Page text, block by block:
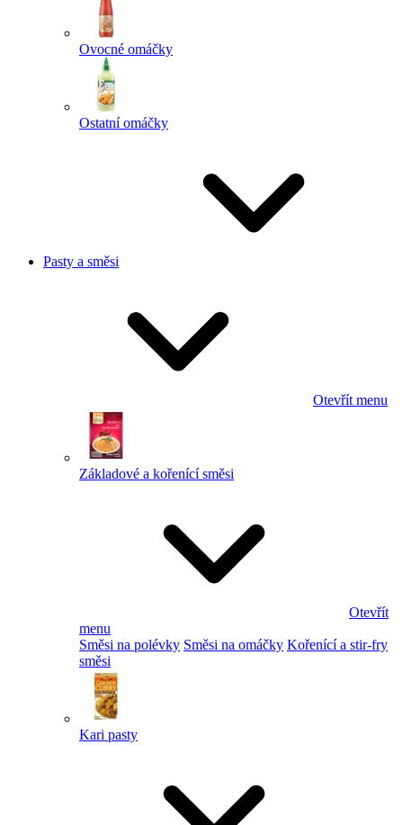
Ovocné omáčky
Ostatní omáčky
Pasty a směsi
Otevřít menu
Základové a kořenící směsi
Otevřít
menu
Směsi na polévky Směsi na omáčky Kořenící a stir-fry
směsi
Kari pasty